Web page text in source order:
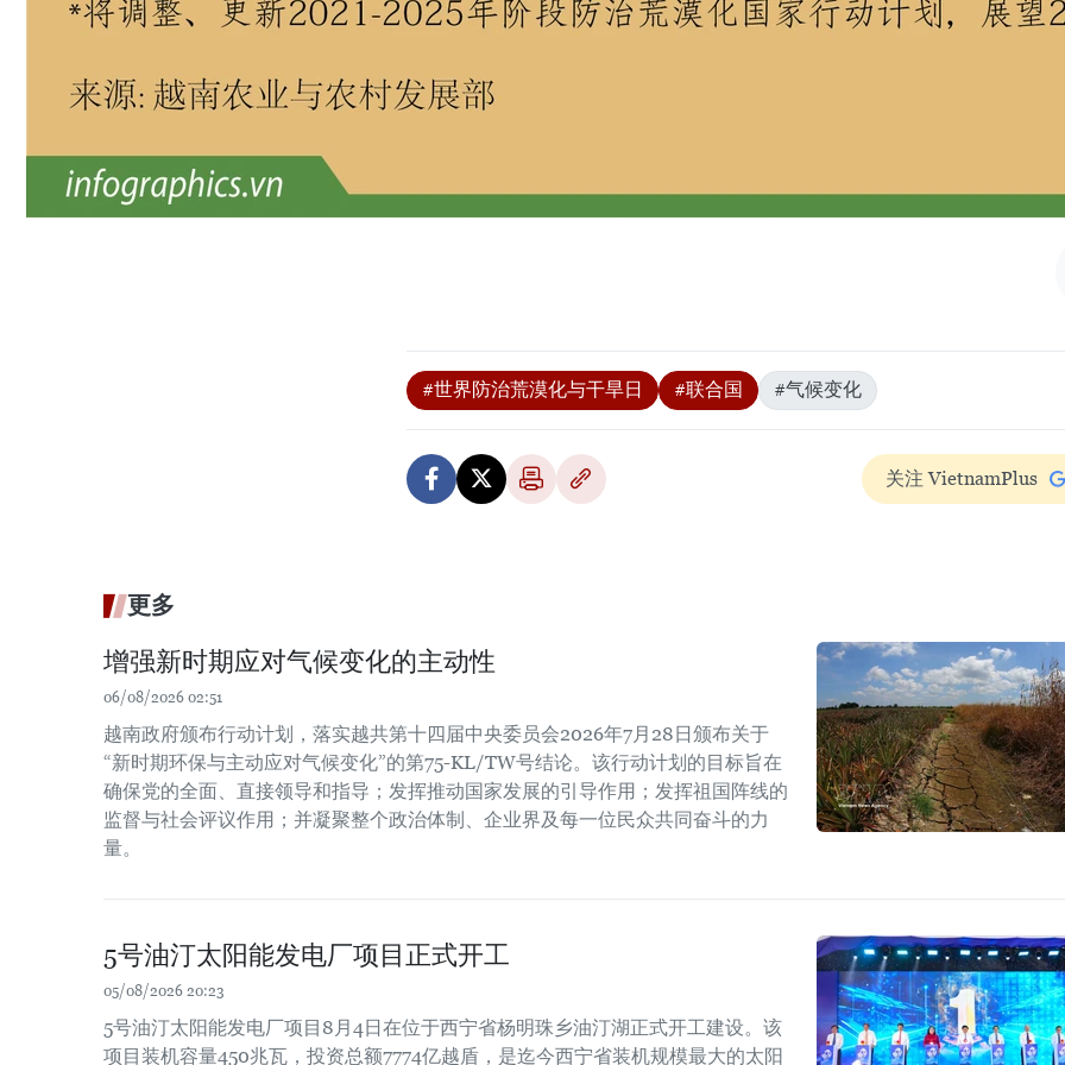
#世界防治荒漠化与干旱日 #联合国 #气候变化
关注 VietnamPlus
更多
增强新时期应对气候变化的主动性
06/08/2026 02:51
越南政府颁布行动计划，落实越共第十四届中央委员会2026年7月28日颁布关于
“新时期环保与主动应对气候变化”的第75-KL/TW号结论。该行动计划的目标旨在
确保党的全面、直接领导和指导；发挥推动国家发展的引导作用；发挥祖国阵线的
监督与社会评议作用；并凝聚整个政治体制、企业界及每一位民众共同奋斗的力
量。
5号油汀太阳能发电厂项目正式开工
05/08/2026 20:23
5号油汀太阳能发电厂项目8月4日在位于西宁省杨明珠乡油汀湖正式开工建设。该
项目装机容量450兆瓦，投资总额7774亿越盾，是迄今西宁省装机规模最大的太阳